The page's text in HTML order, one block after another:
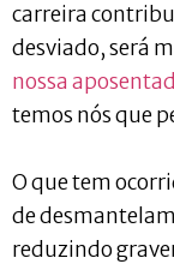
carreira
desviado, será
nossa
temos nós que
O que tem
de
reduzindo